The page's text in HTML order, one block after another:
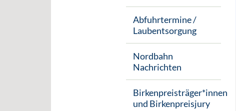
Abfuhrtermine /
Laubentsorgung
Nordbahn
Nachrichten
Birkenpreisträger*innen
und Birkenpreisjury